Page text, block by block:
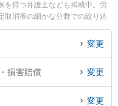
を持つ弁護士なども掲載中。労
取消等の細かな分野での絞り込
務所の荒木 裕史弁護士やベリー
士、さた法律事務所の佐田 英
豊富な近くの弁護士を検索した
きる長崎市内の弁護士に相談予
めです。
変更
損害賠償 変更
変更